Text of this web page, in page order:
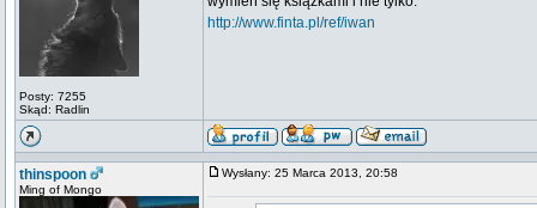
Posty: 7255
Skąd: Radlin
http://www.finta.pl/ref/iwan
thinspoon
Ming of Mongo
Wysłany: 25 Marca 2013, 20:58